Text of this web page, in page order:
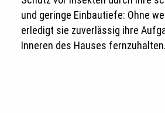
und geringe Einbautiefe: Ohne
erledigt sie zuverlässig ihre
Inneren des Hauses fernzuhalten.